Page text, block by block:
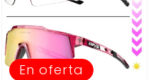
En oferta